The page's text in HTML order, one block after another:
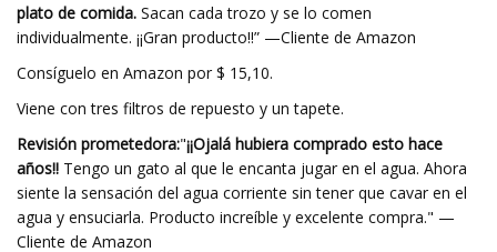
plato de comida. Sacan cada trozo y se lo comen
individualmente. ¡¡Gran producto!!” —Cliente de Amazon
Consíguelo en Amazon por $ 15,10.
Viene con tres filtros de repuesto y un tapete.
Revisión prometedora:"¡¡Ojalá hubiera comprado esto hace
años!! Tengo un gato al que le encanta jugar en el agua. Ahora
siente la sensación del agua corriente sin tener que cavar en el
agua y ensuciarla. Producto increíble y excelente compra." —
Cliente de Amazon